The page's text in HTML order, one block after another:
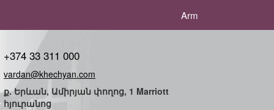
Arm
+374 33 311 000
vardan@khechyan.com
ք. Երևան, Ամիրյան փողոց, 1 Marriott
հյուրանոց